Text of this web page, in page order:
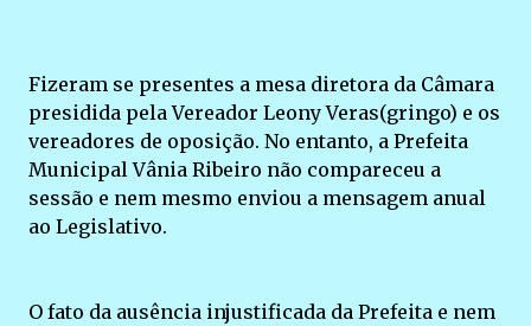
Fizeram se presentes a mesa diretora da Câmara
presidida pela Vereador Leony Veras(gringo) e os
vereadores de oposição. No entanto, a Prefeita
Municipal Vânia Ribeiro não compareceu a
sessão e nem mesmo enviou a mensagem anual
ao Legislativo.
O fato da ausência injustificada da Prefeita e nem